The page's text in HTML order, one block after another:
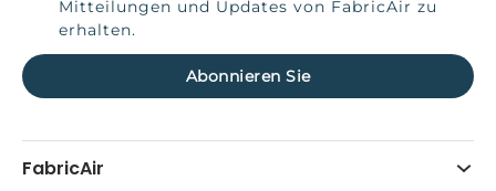
FabricAir
Mitteilungen und Updates von FabricAir zu
erhalten.